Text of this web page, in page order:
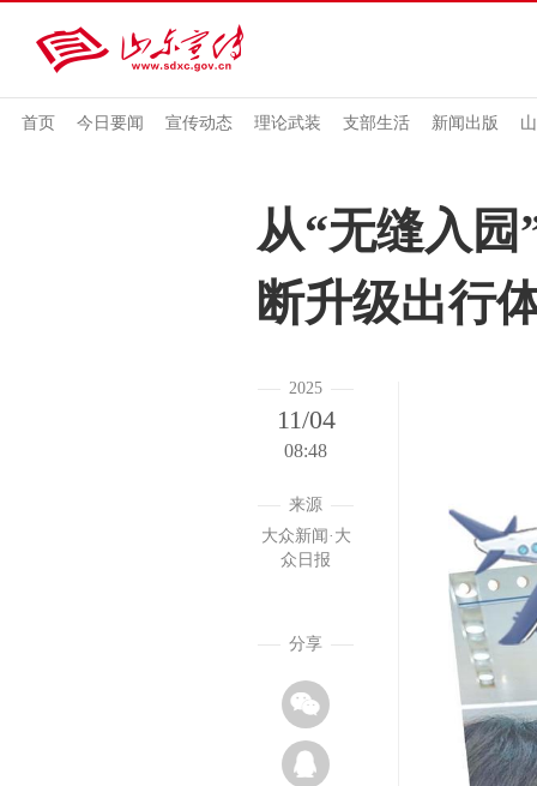
首页 今日要闻 宣传动态 理论武装 支部生活 新闻出版
从“无缝入
断升级出行
2025
11/04
08:48
来源
大众新闻·大
众日报
分享